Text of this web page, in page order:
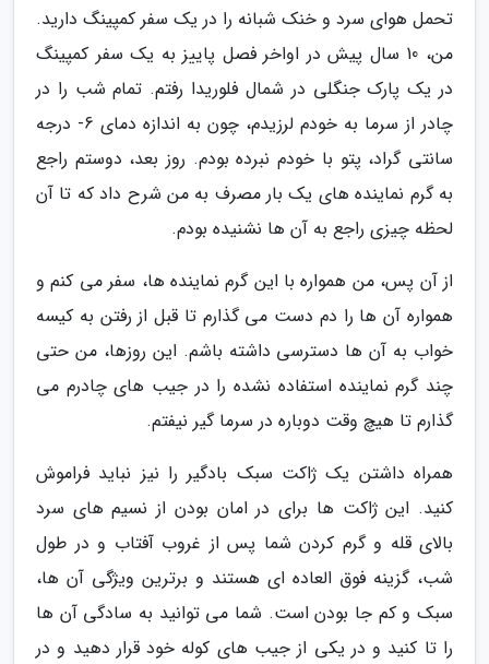
تحمل هوای سرد و خنک شبانه را در یک سفر کمپینگ دارید.
من، 10 سال پیش در اواخر فصل پاییز به یک سفر کمپینگ
در یک پارک جنگلی در شمال فلوریدا رفتم. تمام شب را در
چادر از سرما به خودم لرزیدم، چون به اندازه دمای 6- درجه
سانتی گراد، پتو با خودم نبرده بودم. روز بعد، دوستم راجع
به گرم نماینده های یک بار مصرف به من شرح داد که تا آن
لحظه چیزی راجع به آن ها نشنیده بودم.
از آن پس، من همواره با این گرم نماینده ها، سفر می کنم و
همواره آن ها را دم دست می گذارم تا قبل از رفتن به کیسه
خواب به آن ها دسترسی داشته باشم. این روزها، من حتی
چند گرم نماینده استفاده نشده را در جیب های چادرم می
گذارم تا هیچ وقت دوباره در سرما گیر نیفتم.
همراه داشتن یک ژاکت سبک بادگیر را نیز نباید فراموش
کنید. این ژاکت ها برای در امان بودن از نسیم های سرد
بالای قله و گرم کردن شما پس از غروب آفتاب و در طول
شب، گزینه فوق العاده ای هستند و برترین ویژگی آن ها،
سبک و کم جا بودن است. شما می توانید به سادگی آن ها
را تا کنید و در یکی از جیب های کوله خود قرار دهید و در